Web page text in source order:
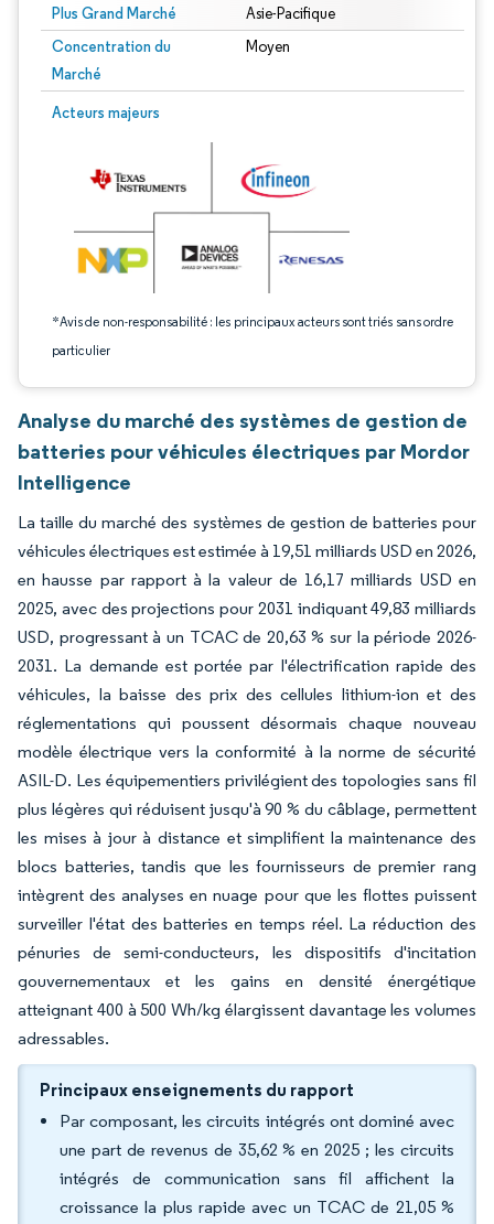
Plus Grand Marché Asie-Pacifique
Concentration du
Marché
Moyen
Acteurs majeurs
*Avis de non-responsabilité : les principaux acteurs sont triés sans ordre
particulier
Image © Mordor Intelligence. La réutilisation nécessite une attribution sous CC
Analyse du marché des systèmes de gestion de
batteries pour véhicules électriques par Mordor
Intelligence
La taille du marché des systèmes de gestion de batteries pour
véhicules électriques est estimée à 19,51 milliards USD en 2026,
en hausse par rapport à la valeur de 16,17 milliards USD en
2025, avec des projections pour 2031 indiquant 49,83 milliards
USD, progressant à un TCAC de 20,63 % sur la période 2026-
2031. La demande est portée par l'électrification rapide des
véhicules, la baisse des prix des cellules lithium-ion et des
réglementations qui poussent désormais chaque nouveau
modèle électrique vers la conformité à la norme de sécurité
ASIL-D. Les équipementiers privilégient des topologies sans fil
plus légères qui réduisent jusqu'à 90 % du câblage, permettent
les mises à jour à distance et simplifient la maintenance des
blocs batteries, tandis que les fournisseurs de premier rang
intègrent des analyses en nuage pour que les flottes puissent
surveiller l'état des batteries en temps réel. La réduction des
pénuries de semi-conducteurs, les dispositifs d'incitation
gouvernementaux et les gains en densité énergétique
atteignant 400 à 500 Wh/kg élargissent davantage les volumes
adressables.
Principaux enseignements du rapport
Par composant, les circuits intégrés ont dominé avec
une part de revenus de 35,62 % en 2025 ; les circuits
intégrés de communication sans fil affichent la
croissance la plus rapide avec un TCAC de 21,05 %